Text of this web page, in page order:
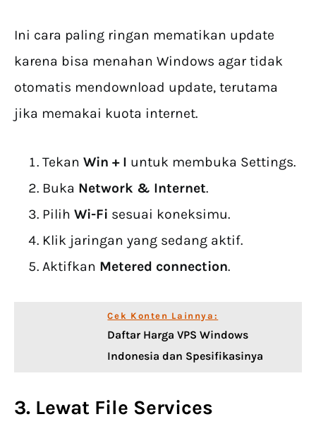
Ini cara paling ringan mematikan update
karena bisa menahan Windows agar tidak
otomatis mendownload update, terutama
jika memakai kuota internet.
Tekan Win + I untuk membuka Settings.
Buka Network & Internet.
Pilih Wi-Fi sesuai koneksimu.
Klik jaringan yang sedang aktif.
Aktifkan Metered connection.
Cek Konten Lainnya:
Daftar Harga VPS Windows
Indonesia dan Spesifikasinya
3. Lewat File Services